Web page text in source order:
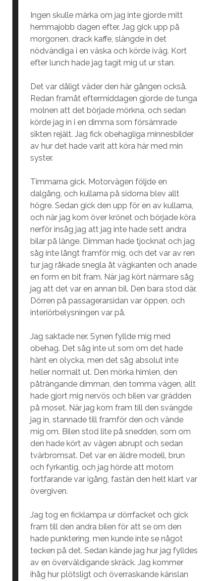
Ingen skulle märka om jag inte gjorde mitt
hemmajobb dagen efter. Jag gick upp på
morgonen, drack kaffe, slängde in det
nödvändiga i en väska och körde iväg. Kort
efter lunch hade jag tagit mig ut ur stan.
Det var dåligt väder den här gången också.
Redan framåt eftermiddagen gjorde de tunga
molnen att det började mörkna, och sedan
körde jag in i en dimma som försämrade
sikten rejält. Jag fick obehagliga minnesbilder
av hur det hade varit att köra här med min
syster.
Timmarna gick. Motorvägen följde en
dalgång, och kullarna på sidorna blev allt
högre. Sedan gick den upp för en av kullarna,
och när jag kom över krönet och började köra
nerför insåg jag att jag inte hade sett andra
bilar på länge. Dimman hade tjocknat och jag
såg inte långt framför mig, och det var av ren
tur jag råkade snegla åt vägkanten och anade
en form en bit fram. När jag kört närmare såg
jag att det var en annan bil. Den bara stod där.
Dörren på passagerarsidan var öppen, och
interiörbelysningen var på.
Jag saktade ner. Synen fyllde mig med
obehag. Det såg inte ut som om det hade
hänt en olycka, men det såg absolut inte
heller normalt ut. Den mörka himlen, den
påträngande dimman, den tomma vägen, allt
hade gjort mig nervös och bilen var grädden
på moset. När jag kom fram till den svängde
jag in, stannade till framför den och vände
mig om. Bilen stod lite på snedden, som om
den hade kört av vägen abrupt och sedan
tvärbromsat. Det var en äldre modell, brun
och fyrkantig, och jag hörde att motorn
fortfarande var igång, fastän den helt klart var
övergiven.
Jag tog en ficklampa ur dörrfacket och gick
fram till den andra bilen för att se om den
hade punktering, men kunde inte se något
tecken på det. Sedan kände jag hur jag fylldes
av en överväldigande skräck. Jag kommer
ihåg hur plötsligt och överraskande känslan